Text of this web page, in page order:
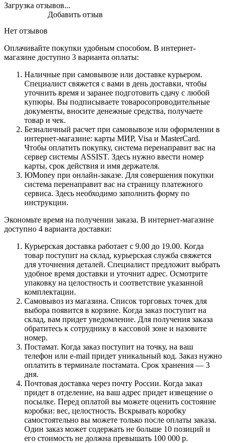
Загрузка отзывов...
Нет отзывов
Добавить отзыв
Оплачивайте покупки удобным способом. В интернет-
магазине доступно 3 варианта оплаты:
Наличные при самовывозе или доставке курьером.
Специалист свяжется с вами в день доставки, чтобы
уточнить время и заранее подготовить сдачу с любой
купюры. Вы подписываете товаросопроводительные
документы, вносите денежные средства, получаете
товар и чек.
Безналичный расчет при самовывозе или оформлении в
интернет-магазине: карты МИР, Visa и MasterCard.
Чтобы оплатить покупку, система перенаправит вас на
сервер системы ASSIST. Здесь нужно ввести номер
карты, срок действия и имя держателя.
ЮMoney при онлайн-заказе. Для совершения покупки
система перенаправит вас на страницу платежного
сервиса. Здесь необходимо заполнить форму по
инструкции.
Экономьте время на получении заказа. В интернет-магазине
доступно 4 варианта доставки:
Курьерская доставка работает с 9.00 до 19.00. Когда
товар поступит на склад, курьерская служба свяжется
для уточнения деталей. Специалист предложит выбрать
удобное время доставки и уточнит адрес. Осмотрите
упаковку на целостность и соответствие указанной
комплектации.
Самовывоз из магазина. Список торговых точек для
выбора появится в корзине. Когда заказ поступит на
склад, вам придет уведомление. Для получения заказа
обратитесь к сотруднику в кассовой зоне и назовите
номер.
Постамат. Когда заказ поступит на точку, на ваш
телефон или e-mail придет уникальный код. Заказ нужно
оплатить в терминале постамата. Срок хранения — 3
дня.
Почтовая доставка через почту России. Когда заказ
придет в отделение, на ваш адрес придет извещение о
посылке. Перед оплатой вы можете оценить состояние
коробки: вес, целостность. Вскрывать коробку
самостоятельно вы можете только после оплаты заказа.
Один заказ может содержать не больше 10 позиций и
его стоимость не должна превышать 100 000 р.